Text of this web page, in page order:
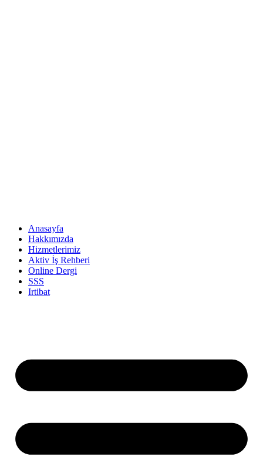
Anasayfa
Hakkımızda
Hizmetlerimiz
Aktiv İş Rehberi
Online Dergi
SSS
Irtibat